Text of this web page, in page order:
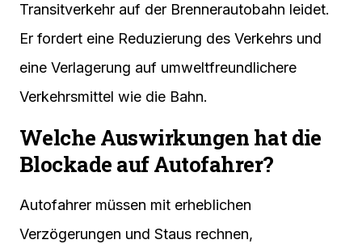
Transitverkehr auf der Brennerautobahn leidet.
Er fordert eine Reduzierung des Verkehrs und
eine Verlagerung auf umweltfreundlichere
Verkehrsmittel wie die Bahn.
Welche Auswirkungen hat die
Blockade auf Autofahrer?
Autofahrer müssen mit erheblichen
Verzögerungen und Staus rechnen,